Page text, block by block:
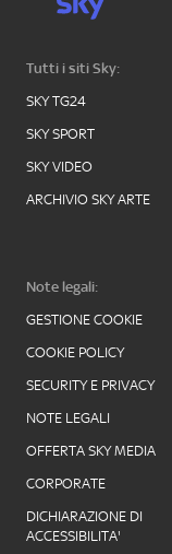
Tutti i siti Sky:
SKY TG24
SKY SPORT
SKY VIDEO
ARCHIVIO SKY ARTE
Note legali:
GESTIONE COOKIE
COOKIE POLICY
SECURITY E PRIVACY
NOTE LEGALI
OFFERTA SKY MEDIA
CORPORATE
DICHIARAZIONE DI
ACCESSIBILITA'